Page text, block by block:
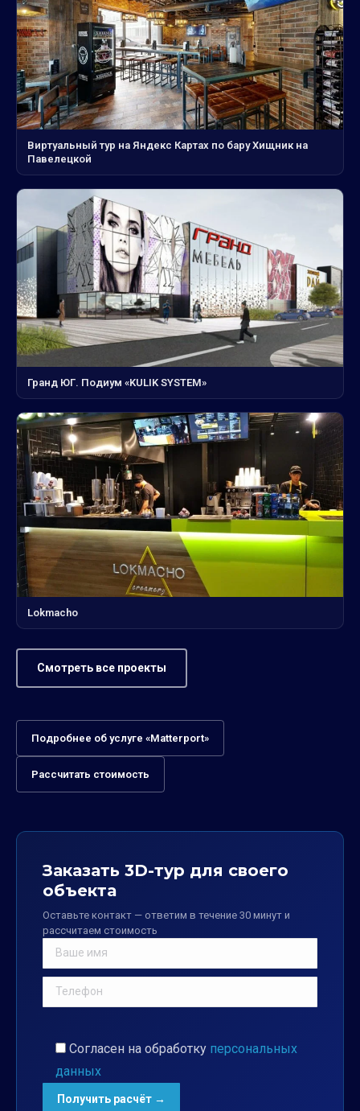
Виртуальный тур на Яндекс Картах по бару Хищник на
Павелецкой
Гранд ЮГ. Подиум «KULIK SYSTEM»
Lokmacho
Смотреть все проекты
Подробнее об услуге «Matterport»
Рассчитать стоимость
Заказать 3D-тур для своего
объекта
Оставьте контакт — ответим в течение 30 минут и
рассчитаем стоимость
Согласен на обработку персональных
данных